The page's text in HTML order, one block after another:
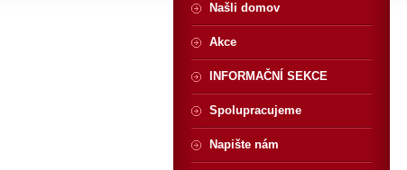
Našli domov
Akce
INFORMAČNÍ SEKCE
Spolupracujeme
Napište nám